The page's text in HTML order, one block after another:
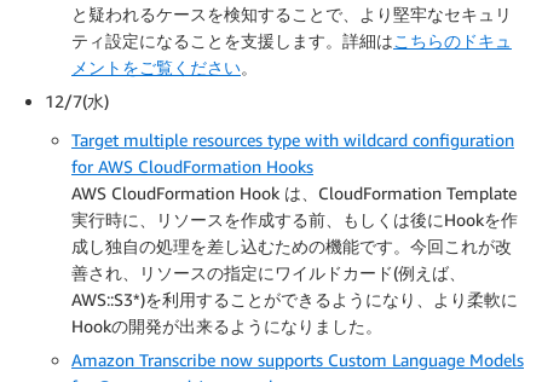
と疑われるケースを検知することで、より堅牢なセキュリ
ティ設定になることを支援します。詳細はこちらのドキュ
メントをご覧ください。
12/7(水)
Target multiple resources type with wildcard configuration
for AWS CloudFormation Hooks
AWS CloudFormation Hook は、CloudFormation Template
実行時に、リソースを作成する前、もしくは後にHookを作
成し独自の処理を差し込むための機能です。今回これが改
善され、リソースの指定にワイルドカード(例えば、
AWS::S3*)を利用することができるようになり、より柔軟に
Hookの開発が出来るようになりました。
Amazon Transcribe now supports Custom Language Models